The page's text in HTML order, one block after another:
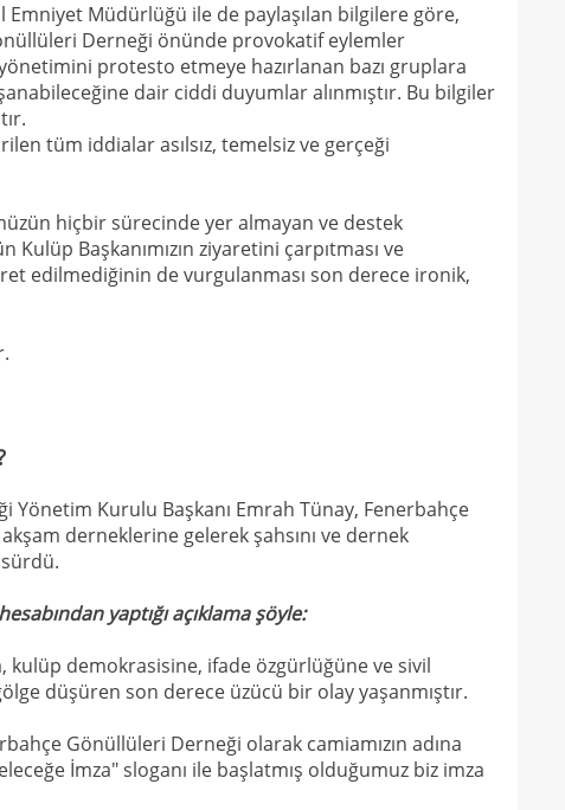
Müdürlüğü ile de paylaşılan bilgilere göre,
Derneği önünde provokatif eylemler
protesto etmeye hazırlanan bazı gruplara
dair ciddi duyumlar alınmıştır. Bu bilgiler
tüm iddialar asılsız, temelsiz ve gerçeği
hiçbir sürecinde yer almayan ve destek
Başkanımızın ziyaretini çarpıtması ve
edilmediğinin de vurgulanması son derece ironik,
Yönetim Kurulu Başkanı Emrah Tünay, Fenerbahçe
derneklerine gelerek şahsını ve dernek
yaptığı açıklama şöyle:
kulüp demokrasisine, ifade özgürlüğüne ve sivil
düşüren son derece üzücü bir olay yaşanmıştır.
Gönüllüleri Derneği olarak camiamızın adına
İmza" sloganı ile başlatmış olduğumuz biz imza